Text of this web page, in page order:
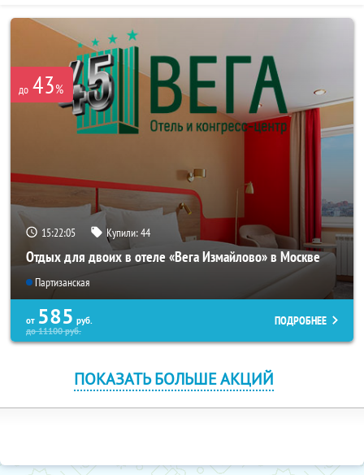
до 43%
15:22:05 Купили:44
Отдых для двоих в отеле «Вега Измайлово» в Москве
Партизанская
от 585 руб.
до11100руб.
ПОДРОБНЕЕ
ПОКАЗАТЬ БОЛЬШЕ АКЦИЙ